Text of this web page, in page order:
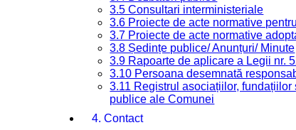
3.5 Consultari interministeriale
3.6 Proiecte de acte normative
3.7 Proiecte de acte normative
3.8 Ședințe publice/ Anunțuri/ Minute
3.9 Rapoarte de aplicare a Legii nr.
3.10 Persoana desemnată
3.11 Registrul asociațiilor,
publice ale Comunei
4. Contact